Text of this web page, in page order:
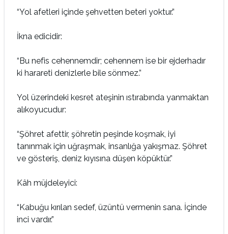
“Yol afetleri içinde şehvetten beteri yoktur.”
İkna edicidir:
“Bu nefis cehennemdir; cehennem ise bir ejderhadır
ki harareti denizlerle bile sönmez.”
Yol üzerindeki kesret ateşinin ıstırabında yanmaktan
alıkoyucudur:
“Şöhret afettir, şöhretin peşinde koşmak, iyi
tanınmak için uğraşmak, insanlığa yakışmaz. Şöhret
ve gösteriş, deniz kıyısına düşen köpüktür.”
Kâh müjdeleyici:
“Kabuğu kırılan sedef, üzüntü vermenin sana. İçinde
inci vardır.”